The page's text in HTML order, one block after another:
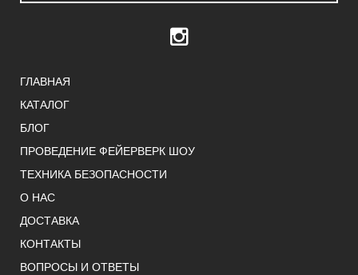
ГЛАВНАЯ
КАТАЛОГ
БЛОГ
ПРОВЕДЕНИЕ ФЕЙЕРВЕРК ШОУ
ТЕХНИКА БЕЗОПАСНОСТИ
О НАС
ДОСТАВКА
КОНТАКТЫ
ВОПРОСЫ И ОТВЕТЫ